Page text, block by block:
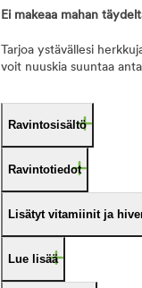
Ei makeaa mahan
Tarjoa ystävällesi
voit nuuskia suuntaa
Ravintosisältö
Ravintotiedot
Lisätyt vitamiinit ja
Lue lisää